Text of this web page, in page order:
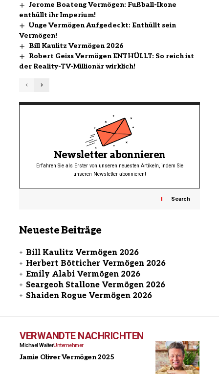
Jerome Boateng Vermögen: Fußball-Ikone
enthüllt ihr Imperium!
Unge Vermögen Aufgedeckt: Enthüllt sein
Vermögen!
Bill Kaulitz Vermögen 2026
Robert Geiss Vermögen ENTHÜLLT: So reich ist
der Reality-TV-Millionär wirklich!
Newsletter abonnieren
Erfahren Sie als Erster von unseren neuesten Artikeln, indem Sie
unseren Newsletter abonnieren!
Search
Neueste Beiträge
Bill Kaulitz Vermögen 2026
Herbert Bötticher Vermögen 2026
Emily Alabi Vermögen 2026
Seargeoh Stallone Vermögen 2026
Shaiden Rogue Vermögen 2026
VERWANDTE NACHRICHTEN
Michael WalterUnternehmer
Jamie Oliver Vermögen 2025